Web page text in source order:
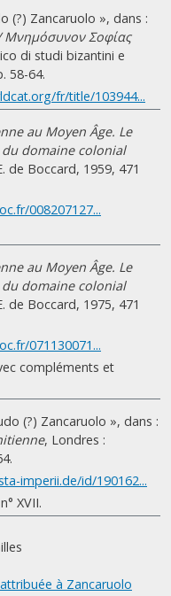
(?) Zancaruolo », dans :
Σοφίας
di studi bizantini e
58-64.
fr/title/103944...
au Moyen Âge. Le
domaine colonial
de Boccard, 1959, 471
008207127...
au Moyen Âge. Le
domaine colonial
de Boccard, 1975, 471
071130071...
compléments et
(?) Zancaruolo », dans :
, Londres :
imperii.de/id/190162...
XVII.
à Zancaruolo